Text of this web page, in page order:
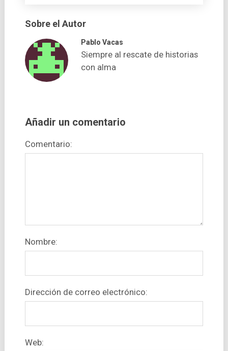
Sobre el Autor
Pablo Vacas
Siempre al rescate de historias
con alma
Añadir un comentario
Comentario:
Nombre:
Dirección de correo electrónico:
Web: